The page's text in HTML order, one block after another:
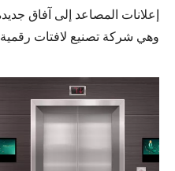
وهي شركة تصنيع لافتات رقمية LCD بارزة في الصين، الطريق.